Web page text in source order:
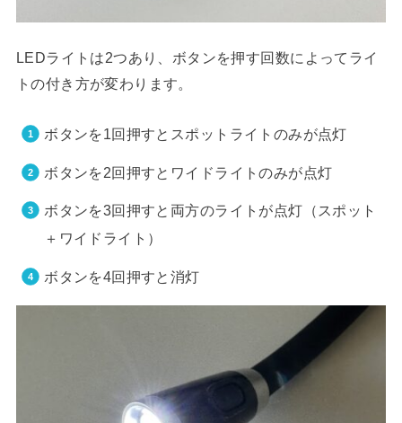
LEDライトは2つあり、ボタンを押す回数によってライ
トの付き方が変わります。
ボタンを1回押すとスポットライトのみが点灯
ボタンを2回押すとワイドライトのみが点灯
ボタンを3回押すと両方のライトが点灯（スポット
＋ワイドライト）
ボタンを4回押すと消灯